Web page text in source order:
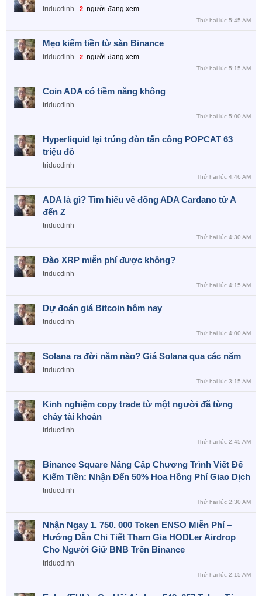
triducdinh 2 người đang xem
Thứ hai lúc 5:45 AM
Mẹo kiếm tiền từ sàn Binance
triducdinh 2 người đang xem
Thứ hai lúc 5:15 AM
Coin ADA có tiềm năng không
triducdinh
Thứ hai lúc 5:00 AM
Hyperliquid lại trúng đòn tấn công POPCAT 63
triệu đô
triducdinh
Thứ hai lúc 4:46 AM
ADA là gì? Tìm hiểu về đồng ADA Cardano từ A
đến Z
triducdinh
Thứ hai lúc 4:30 AM
Đào XRP miễn phí được không?
triducdinh
Thứ hai lúc 4:15 AM
Dự đoán giá Bitcoin hôm nay
triducdinh
Thứ hai lúc 4:00 AM
Solana ra đời năm nào? Giá Solana qua các năm
triducdinh
Thứ hai lúc 3:15 AM
Kinh nghiệm copy trade từ một người đã từng
cháy tài khoản
triducdinh
Thứ hai lúc 2:45 AM
Binance Square Nâng Cấp Chương Trình Viết Để
Kiếm Tiền: Nhận Đến 50% Hoa Hồng Phí Giao Dịch
triducdinh
Thứ hai lúc 2:30 AM
Nhận Ngay 1. 750. 000 Token ENSO Miễn Phí –
Hướng Dẫn Chi Tiết Tham Gia HODLer Airdrop
Cho Người Giữ BNB Trên Binance
triducdinh
Thứ hai lúc 2:15 AM